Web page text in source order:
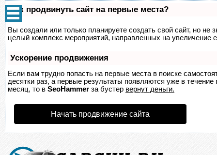
Как продвинуть сайт на первые места?
Вы создали или только планируете создать свой сайт, но не
целый комплекс мероприятий, направленных на увеличение
Ускорение продвижения
Если вам трудно попасть на первые места в поиске
десятки раз, а первые результаты появляются уже в
месяц, то в SeoHammer за бустер вернут деньги.
Начать продвижение сайта